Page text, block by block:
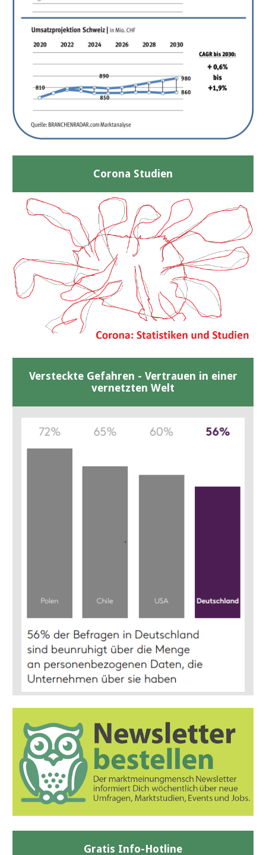
Corona Studien
Versteckte Gefahren - Vertrauen in einer
vernetzten Welt
Gratis Info-Hotline